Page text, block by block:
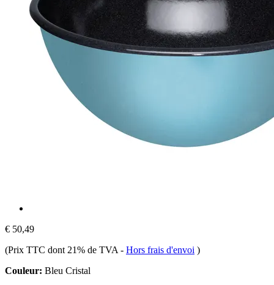
€ 50,49
(Prix TTC dont 21% de TVA - Hors frais d'envoi )
Couleur: Bleu Cristal